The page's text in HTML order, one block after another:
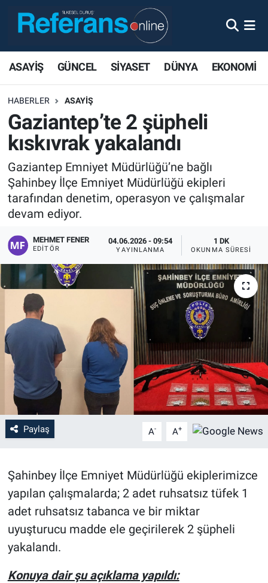
ASAYİŞ GÜNCEL SİYASET DÜNYA EKONOMİ
HABERLER ASAYİŞ
Gaziantep’te 2 şüpheli
kıskıvrak yakalandı
Gaziantep Emniyet Müdürlüğü’ne bağlı
Şahinbey İlçe Emniyet Müdürlüğü ekipleri
tarafından denetim, operasyon ve çalışmalar
devam ediyor.
MEHMET FENER
EDITÖR
04.06.2026 - 09:54
YAYINLANMA
1 DK
OKUNMA SÜRESI
Paylaş A- A+
Şahinbey İlçe Emniyet Müdürlüğü ekiplerimizce
yapılan çalışmalarda; 2 adet ruhsatsız tüfek 1
adet ruhsatsız tabanca ve bir miktar
uyuşturucu madde ele geçirilerek 2 şüpheli
yakalandı.
Konuya dair şu açıklama yapıldı: